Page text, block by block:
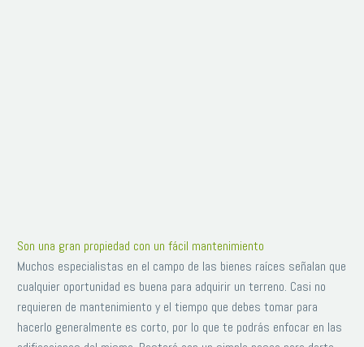
Son una gran propiedad con un fácil mantenimiento
Muchos especialistas en el campo de las bienes raíces señalan que
cualquier oportunidad es buena para adquirir un terreno. Casi no
requieren de mantenimiento y el tiempo que debes tomar para
hacerlo generalmente es corto, por lo que te podrás enfocar en las